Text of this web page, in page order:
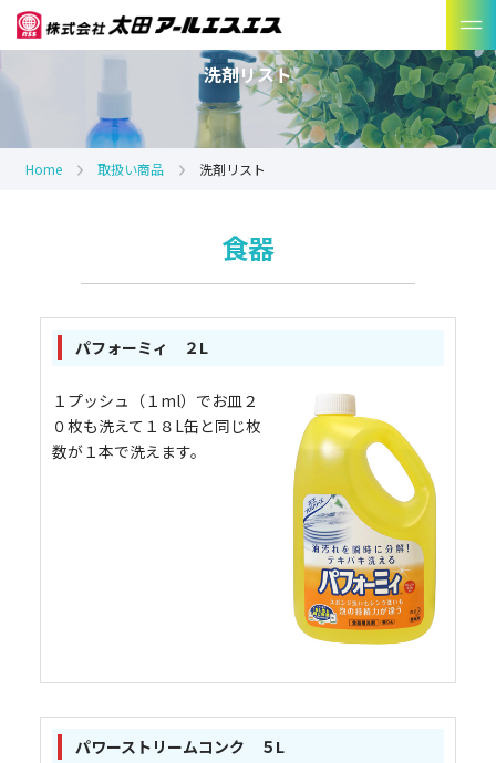
洗剤リスト
Home 取扱い商品 洗剤リスト
食器
パフォーミィ ２L
１プッシュ（１ml）でお皿２
０枚も洗えて１８L缶と同じ枚
数が１本で洗えます。
パワーストリームコンク ５L